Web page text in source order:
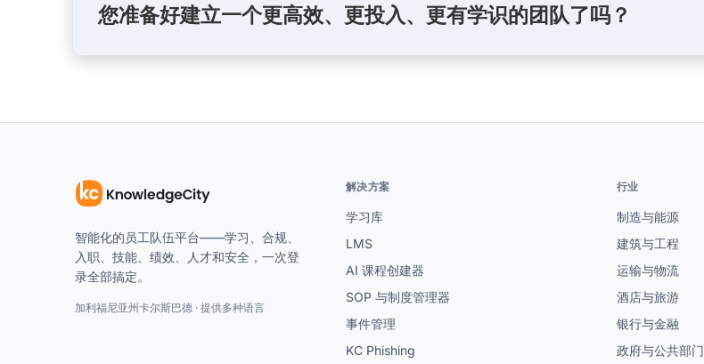
您准备好建立一个更高效、更投入、更有学识的团队了吗？
智能化的员工队伍平台——学习、合规、
入职、技能、绩效、人才和安全，一次登
录全部搞定。
加利福尼亚州卡尔斯巴德 · 提供多种语言
解决方案
学习库
LMS
AI 课程创建器
SOP 与制度管理器
事件管理
KC Phishing
行业
制造与能源
建筑与工程
运输与物流
酒店与旅游
银行与金融
政府与公共部门